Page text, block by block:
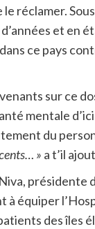
le réclamer.
et en
ce pays
sur ce
mentale
du
» a t’il
présidente
à équiper
des îles